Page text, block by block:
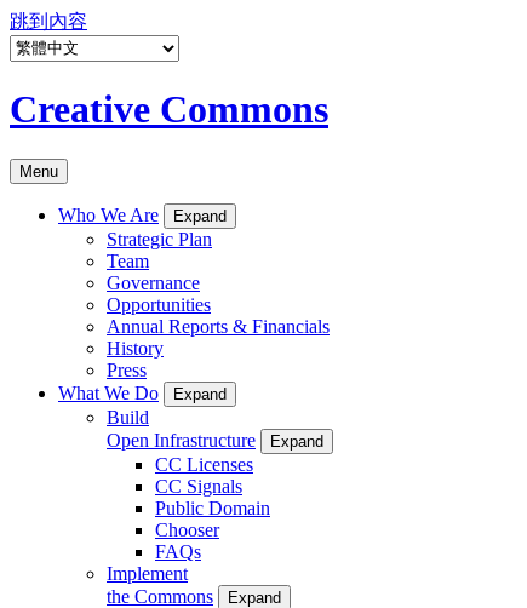
跳到內容
Creative Commons
Menu
Who We Are Expand
Strategic Plan
Team
Governance
Opportunities
Annual Reports & Financials
History
Press
What We Do
Expand
Build
Open Infrastructure
Expand
CC Licenses
CC Signals
Public Domain
Chooser
FAQs
Implement
the Commons
Expand